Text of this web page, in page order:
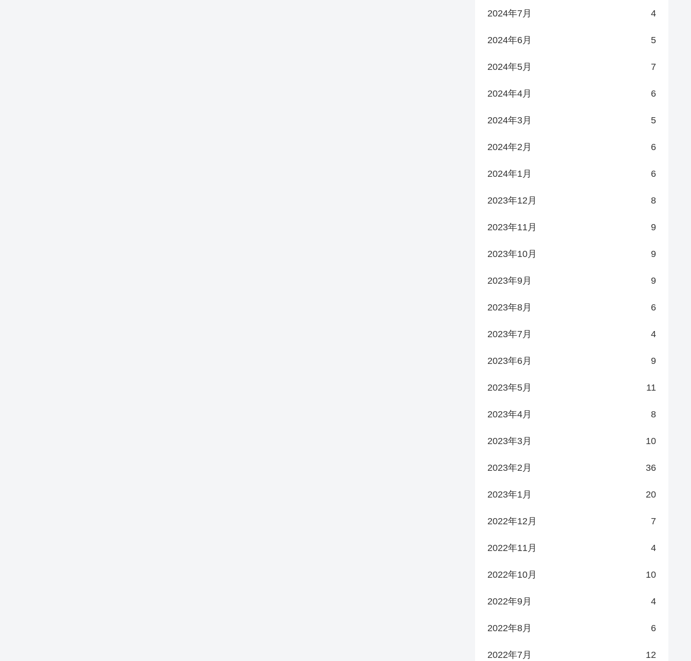
2024年7月 4
2024年6月 5
2024年5月 7
2024年4月 6
2024年3月 5
2024年2月 6
2024年1月 6
2023年12月 8
2023年11月 9
2023年10月 9
2023年9月 9
2023年8月 6
2023年7月 4
2023年6月 9
2023年5月 11
2023年4月 8
2023年3月 10
2023年2月 36
2023年1月 20
2022年12月 7
2022年11月 4
2022年10月 10
2022年9月 4
2022年8月 6
2022年7月 12